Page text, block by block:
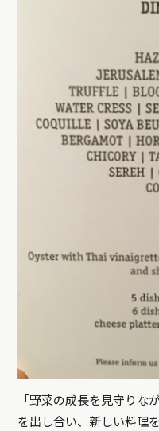
「野菜の成長を見守りな
を出し合い、新しい料理